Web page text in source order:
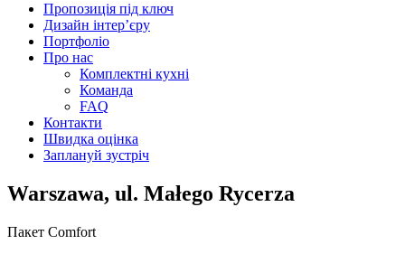
Пропозиція під ключ
Дизайн інтер’єру
Портфоліо
Про нас
Комплектні кухні
Команда
FAQ
Контакти
Швидка оцінка
Заплануй зустріч
Warszawa, ul. Małego Rycerza
Пакет Comfort